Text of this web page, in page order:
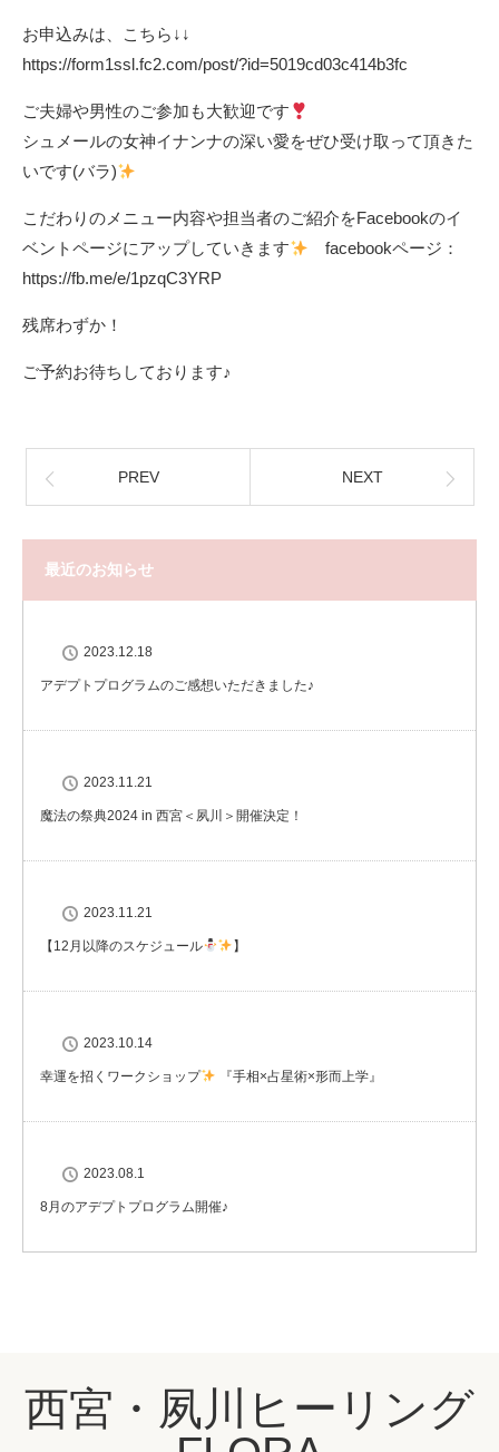
お申込みは、こちら↓↓
https://form1ssl.fc2.com/post/?id=5019cd03c414b3fc
ご夫婦や男性のご参加も大歓迎です
シュメールの女神イナンナの深い愛をぜひ受け取って頂きた
いです(バラ)
こだわりのメニュー内容や担当者のご紹介をFacebookのイ
ベントページにアップしていきます
facebookページ：
https://fb.me/e/1pzqC3YRP
残席わずか！
ご予約お待ちしております♪
PREV NEXT
最近のお知らせ
2023.12.18
アデプトプログラムのご感想いただきました♪
2023.11.21
魔法の祭典2024 in 西宮＜夙川＞開催決定！
2023.11.21
【12月以降のスケジュール 】
2023.10.14
幸運を招くワークショップ 『手相×占星術×形而上学』
2023.08.1
8月のアデプトプログラム開催♪
西宮・夙川ヒーリング